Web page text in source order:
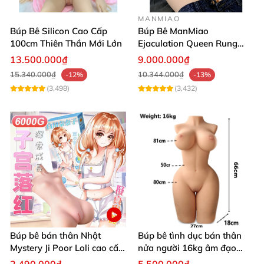
Danh mục
Búp Bê Silicon Cao Cấp
100cm Thiên Thần Mới Lớn
13.500.000₫
15.340.000₫
-12%
(3,498)
MANMIAO
Búp Bê ManMiao
Ejaculation Queen Rung
Cảm Biến Sưởi Ấm Xuất
9.000.000₫
10.344.000₫
-13%
(3,432)
Búp bê bán thân Nhật
Mystery Ji Poor Loli cao cấp
6kg
Búp bê tình dục bán thân
nửa người 16kg âm đạo
silicon khít hồng có khung